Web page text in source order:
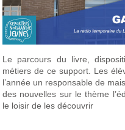
Le parcours du livre,
métiers de ce support. Les
l’année un responsable de
des nouvelles sur le thème
le loisir de les découvrir